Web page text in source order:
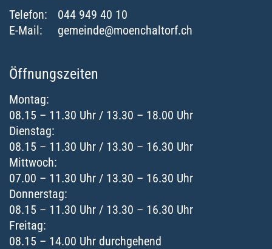
Telefon:
044 949 40 10
E-Mail:
gemeinde@moenchaltorf.ch
Öffnungszeiten
Montag:
08.15 – 11.30 Uhr / 13.30 – 18.00 Uhr
Dienstag:
08.15 – 11.30 Uhr / 13.30 – 16.30 Uhr
Mittwoch:
07.00 – 11.30 Uhr / 13.30 – 16.30 Uhr
Donnerstag:
08.15 – 11.30 Uhr / 13.30 – 16.30 Uhr
Freitag:
08.15 – 14.00 Uhr durchgehend